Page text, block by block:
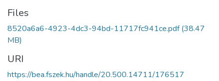
Files
8520a6a6-4923-4dc3-94bd-11717fc941ce.pdf(38.47
MB)
URI
https://bea.fszek.hu/handle/20.500.14711/176517